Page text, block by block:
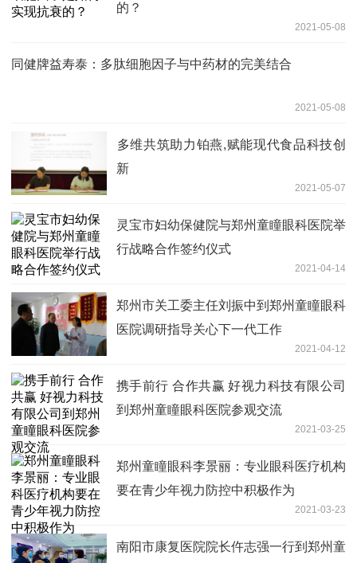
的？
2021-05-08
同健牌益寿泰：多肽细胞因子与中药材的完美结合
2021-05-08
​多维共筑助力铂燕,赋能现代食品科技创
新
2021-05-07
灵宝市妇幼保健院与郑州童瞳眼科医院举
行战略合作签约仪式
2021-04-14
郑州市关工委主任刘振中到郑州童瞳眼科
医院调研指导关心下一代工作
2021-04-12
携手前行 合作共赢 好视力科技有限公司
到郑州童瞳眼科医院参观交流
2021-03-25
郑州童瞳眼科李景丽：专业眼科医疗机构
要在青少年视力防控中积极作为
2021-03-23
南阳市康复医院院长仵志强一行到郑州童